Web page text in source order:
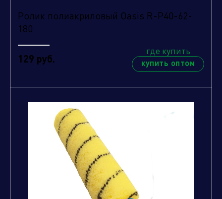
Ролик полиакриловый Oasis R-P40-62-
180
129 руб.
где купить
купить оптом